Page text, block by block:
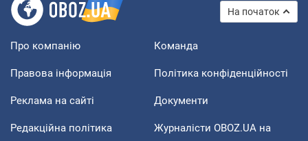
На початок
Про компанію Команда
Правова інформація Політика конфіденційності
Реклама на сайті Документи
Редакційна політика
Журналісти OBOZ.UA на